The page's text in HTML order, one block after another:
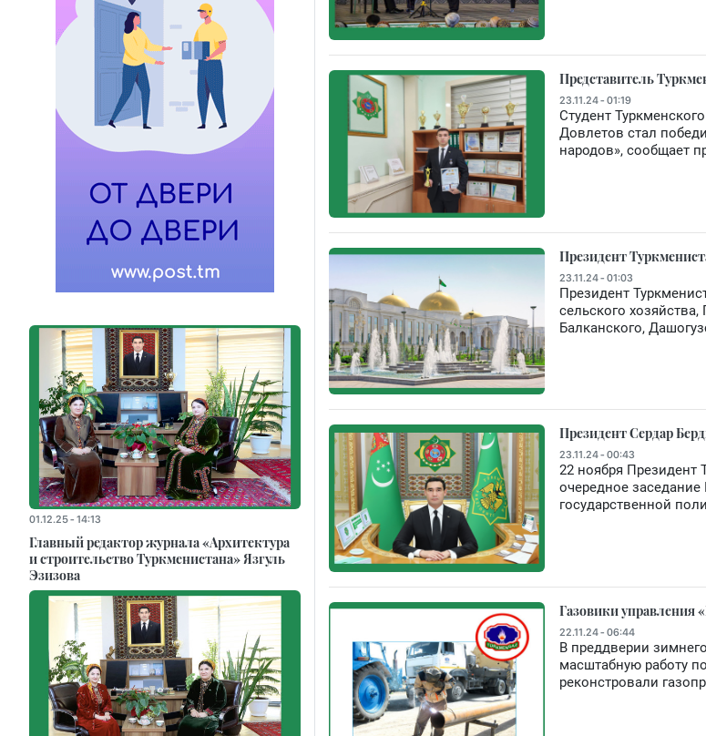
Представитель
23.11.24 - 01:19
Студент
Довлетов стал
народов», сообщает
Президент
23.11.24 - 01:03
Президент
сельского
Балканского,
Президент Сердар
23.11.24 - 00:43
22 ноября Президент
очередное
государственной
Газовики управления
22.11.24 - 06:44
В преддверии
масштабную работу
реконстровали
01.12.25 - 14:13
Главный редактор журнала «Архитектура
и строительство Туркменистана» Язгуль
Эзизова